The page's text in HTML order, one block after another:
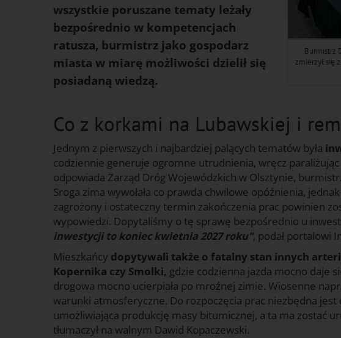
Burmistrz
zmierzył się
wszystkie poruszane tematy leżały
bezpośrednio w kompetencjach
ratusza, burmistrz jako gospodarz
miasta w miarę możliwości dzielił się
posiadaną wiedzą.
Co z korkami na Lubawskiej i
Jednym z pierwszych i najbardziej palących tematów była
codziennie generuje ogromne utrudnienia, wręcz
odpowiada Zarząd Dróg Wojewódzkich w Olsztynie,
Sroga zima wywołała co prawda chwilowe opóźnienia,
zagrożony i ostateczny termin zakończenia prac powinien
wypowiedzi. Dopytaliśmy o tę sprawę bezpośrednio u
inwestycji to koniec kwietnia 2027 roku", podał portalowi
Mieszkańcy dopytywali także o fatalny stan innych
Kopernika czy Smolki, gdzie codzienna jazda mocno daje
drogowa mocno ucierpiała po mroźnej zimie. Wiosenne
warunki atmosferyczne. Do rozpoczęcia prac niezbędna
umożliwiająca produkcję masy bitumicznej, a ta ma zostać
tłumaczył na walnym Dawid Kopaczewski.